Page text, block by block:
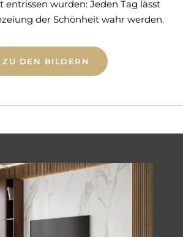
entrissen wurden: Jeden Tag lässt
der Schönheit wahr werden.
ZU DEN BILDERN